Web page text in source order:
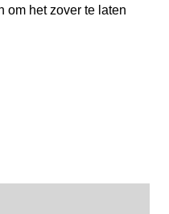
om het zover te laten